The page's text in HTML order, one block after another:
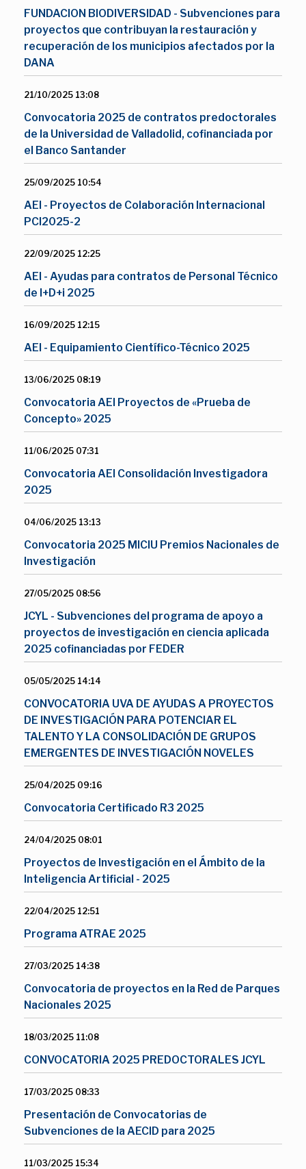
FUNDACION BIODIVERSIDAD - Subvenciones para
proyectos que contribuyan la restauración y
recuperación de los municipios afectados por la
DANA
21/10/2025 13:08
Convocatoria 2025 de contratos predoctorales
de la Universidad de Valladolid, cofinanciada por
el Banco Santander
25/09/2025 10:54
AEI - Proyectos de Colaboración Internacional
PCI2025-2
22/09/2025 12:25
AEI - Ayudas para contratos de Personal Técnico
de I+D+i 2025
16/09/2025 12:15
AEI - Equipamiento Científico-Técnico 2025
13/06/2025 08:19
Convocatoria AEI Proyectos de «Prueba de
Concepto» 2025
11/06/2025 07:31
Convocatoria AEI Consolidación Investigadora
2025
04/06/2025 13:13
Convocatoria 2025 MICIU Premios Nacionales de
Investigación
27/05/2025 08:56
JCYL - Subvenciones del programa de apoyo a
proyectos de investigación en ciencia aplicada
2025 cofinanciadas por FEDER
05/05/2025 14:14
CONVOCATORIA UVA DE AYUDAS A PROYECTOS
DE INVESTIGACIÓN PARA POTENCIAR EL
TALENTO Y LA CONSOLIDACIÓN DE GRUPOS
EMERGENTES DE INVESTIGACIÓN NOVELES
25/04/2025 09:16
Convocatoria Certificado R3 2025
24/04/2025 08:01
Proyectos de Investigación en el Ámbito de la
Inteligencia Artificial - 2025
22/04/2025 12:51
Programa ATRAE 2025
27/03/2025 14:38
Convocatoria de proyectos en la Red de Parques
Nacionales 2025
18/03/2025 11:08
CONVOCATORIA 2025 PREDOCTORALES JCYL
17/03/2025 08:33
Presentación de Convocatorias de
Subvenciones de la AECID para 2025
11/03/2025 15:34